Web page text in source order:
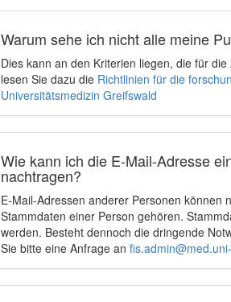
Warum sehe ich nicht alle meine
Dies kann an den Kriterien liegen, die für
lesen Sie dazu die Richtlinien für die
Universitätsmedizin Greifswald
Wie kann ich die E-Mail-Adresse
nachtragen?
E-Mail-Adressen anderer Personen können
Stammdaten einer Person gehören.
werden. Besteht dennoch die dringende
Sie bitte eine Anfrage an